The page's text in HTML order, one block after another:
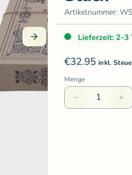
Neogrün
Nic
Ostheimer Holzspielzeug
Pat & Patty
Plü Natur
ROHEMA Kids
Artikelnummer:
Lieferzeit: 2-3
€32.95 inkl.
Menge